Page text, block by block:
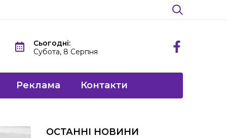
Сьогодні:
Субота, 8 Серпня
Реклама Контакти
ОСТАННІ НОВИНИ